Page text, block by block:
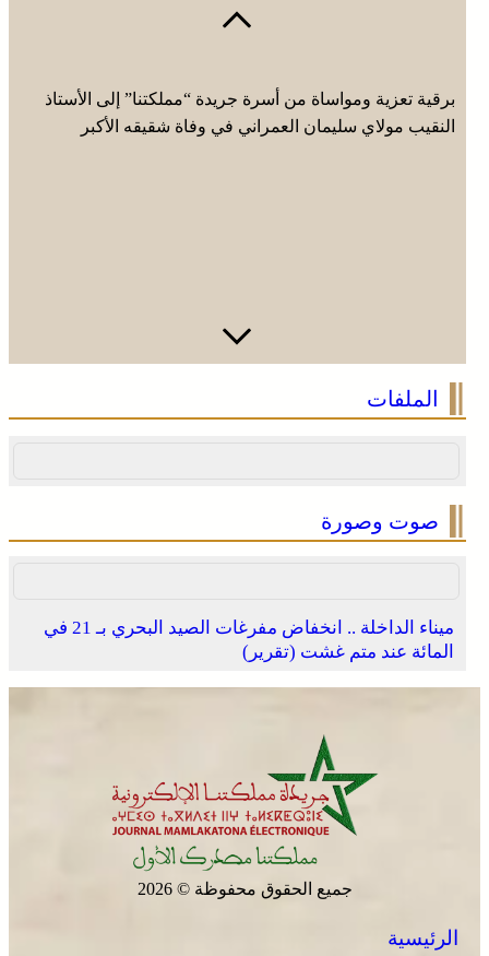
برقية تعزية ومواساة من أسرة جريدة “مملكتنا” إلى الأستاذ
النقيب مولاي سليمان العمراني في وفاة شقيقه الأكبر
الملفات
صوت وصورة
ميناء الداخلة .. انخفاض مفرغات الصيد البحري بـ 21 في
المائة عند متم غشت (تقرير)
جميع الحقوق محفوظة © 2026
الرئيسية